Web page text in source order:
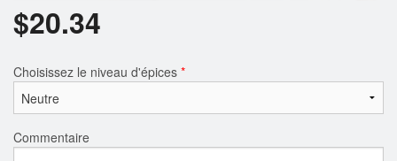
$20.34
Choisissez le niveau d'épices *
Commentaire